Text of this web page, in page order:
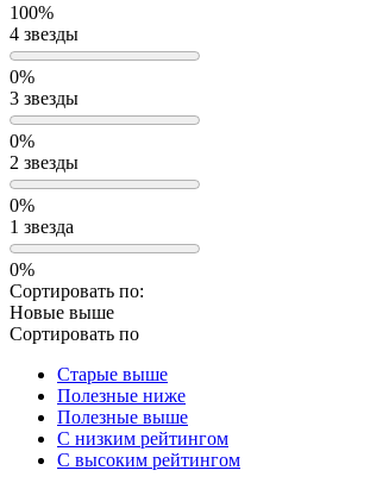
100%
4 звезды
0%
3 звезды
0%
2 звезды
0%
1 звезда
0%
Сортировать по:
Новые выше
Сортировать по
Старые выше
Полезные ниже
Полезные выше
С низким рейтингом
C высоким рейтингом